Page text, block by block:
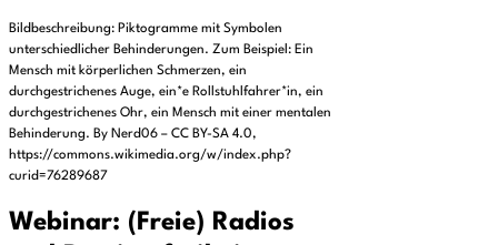
Bildbeschreibung: Piktogramme mit Symbolen
unterschiedlicher Behinderungen. Zum Beispiel: Ein
Mensch mit körperlichen Schmerzen, ein
durchgestrichenes Auge, ein*e Rollstuhlfahrer*in, ein
durchgestrichenes Ohr, ein Mensch mit einer mentalen
Behinderung. By Nerd06 – CC BY-SA 4.0,
https://commons.wikimedia.org/w/index.php?
curid=76289687
Webinar: (Freie) Radios